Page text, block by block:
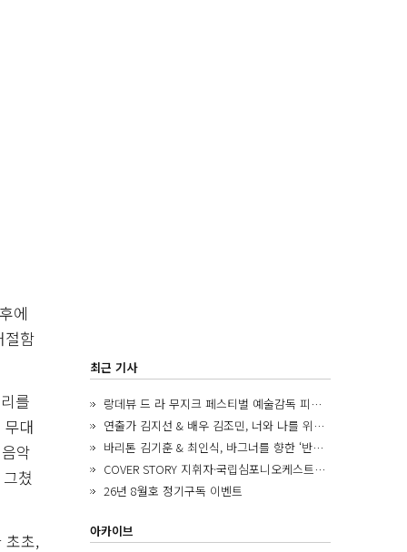
에
절함
를
대
악
쳤
초초,
최근 기사
랑데뷰 드 라 무지크 페스티벌 예술감독 피아니스트 김혜진, 5년간의 여정을 돌아보며
연출가 김지선 & 배우 김조민, 너와 나를 위한 ‘모두의 숲’에서 만나는 동심
바리톤 김기훈 & 최인식, 바그너를 향한 ‘반지 원정대’를 앞두고
COVER STORY 지휘자·국립심포니오케스트라 제8대 음악감독 로베르토 아바도
26년 8월호 정기구독 이벤트
아카이브